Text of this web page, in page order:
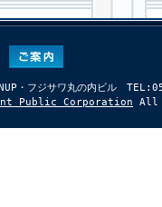
NUP・フジサワ丸の内ビル
Public Corporation All